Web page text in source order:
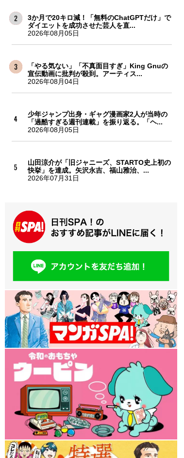
3か月で20キロ減！「無料のChatGPTだけ」で
ダイエットを成功させた芸人を直...
2026年08月05日
「やる気ない」「不真面目すぎ」King Gnuの
宣伝動画に批判が殺到。アーティス...
2026年08月04日
少年ジャンプ出身・ギャグ漫画家2人が当時の
「過酷すぎる週刊連載」を振り返る。「ヘ...
2026年08月05日
山田涼介が「旧ジャニーズ、STARTO史上初の
快挙」を達成。矢沢永吉、福山雅治、...
2026年07月31日